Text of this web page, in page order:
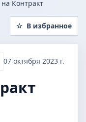
Контракт
☆ В избранное
07 октября 2023 г.